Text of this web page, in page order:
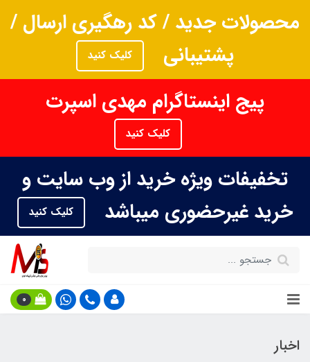
محصولات جدید / کد رهگیری ارسال /
پشتیبانی
کلیک کنید
پیج اینستاگرام مهدی اسپرت
کلیک کنید
تخفیفات ویژه خرید از وب سایت و
خرید غیرحضوری میباشد
کلیک کنید
0
اخبار